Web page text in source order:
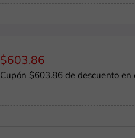
$603.86
Cupón $603.86 de descuento en